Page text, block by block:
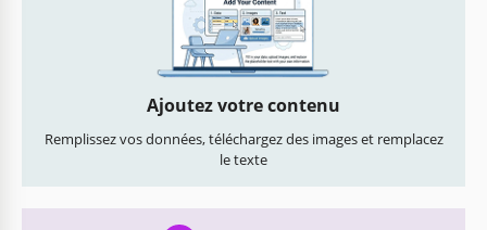
Ajoutez votre contenu
Remplissez vos données, téléchargez des images et remplacez
le texte